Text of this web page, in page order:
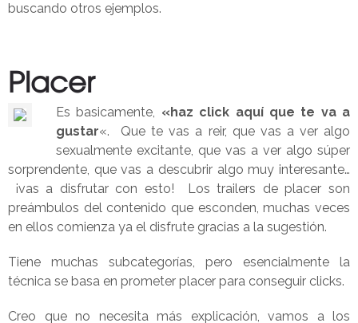
buscando otros ejemplos.
Placer
Es basicamente, «haz click aquí que te va a
gustar«. Que te vas a reir, que vas a ver algo
sexualmente excitante, que vas a ver algo súper
sorprendente, que vas a descubrir algo muy interesante…
¡vas a disfrutar con esto! Los trailers de placer son
preámbulos del contenido que esconden, muchas veces
en ellos comienza ya el disfrute gracias a la sugestión.
Tiene muchas subcategorías, pero esencialmente la
técnica se basa en prometer placer para conseguir clicks.
Creo que no necesita más explicación, vamos a los